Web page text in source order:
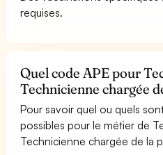
requises.
Quel code APE pour
Technicienne chargée
Pour savoir quel ou quels
possibles pour le métier de
Technicienne chargée de la